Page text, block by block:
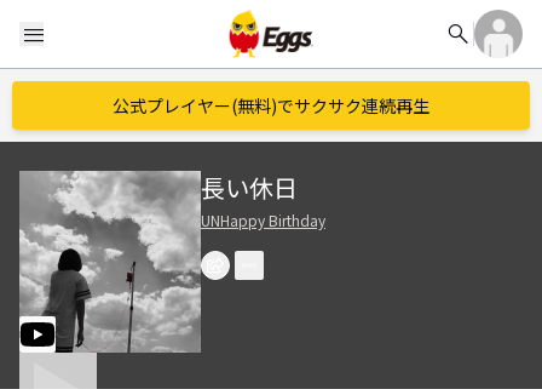
menu search
公式プレイヤー(無料)でサクサク連続再生
長い休日
UNHappy Birthday